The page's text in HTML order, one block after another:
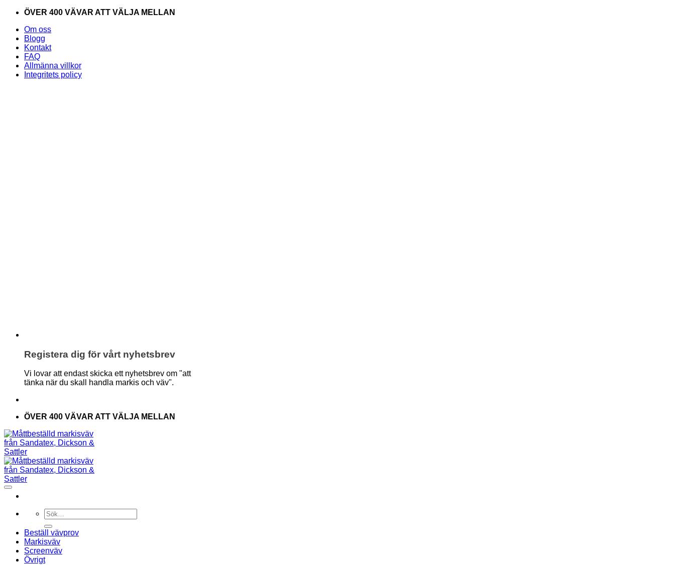
Skip
content
ÖVER 400 VÄVAR ATT VÄLJA MELLAN
Om oss
Blogg
Kontakt
FAQ
Allmänna villkor
Integritets policy
Registera dig för vårt nyhetsbrev
Vi lovar att endast skicka ett nyhetsbrev om "att
tänka när du skall handla markis och väv".
ÖVER 400 VÄVAR ATT VÄLJA MELLAN
Sök
efter:
Beställ vävprov
Markisväv
Screenväv
Övrigt